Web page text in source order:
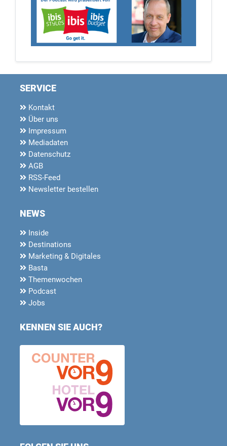
SERVICE
Kontakt
Über uns
Impressum
Mediadaten
Datenschutz
AGB
RSS-Feed
Newsletter bestellen
NEWS
Inside
Destinations
Marketing & Digitales
Basta
Themenwochen
Podcast
Jobs
KENNEN SIE AUCH?